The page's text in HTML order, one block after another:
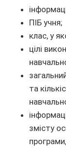
ПІБ учня;
клас, у
цілі
та
змісту